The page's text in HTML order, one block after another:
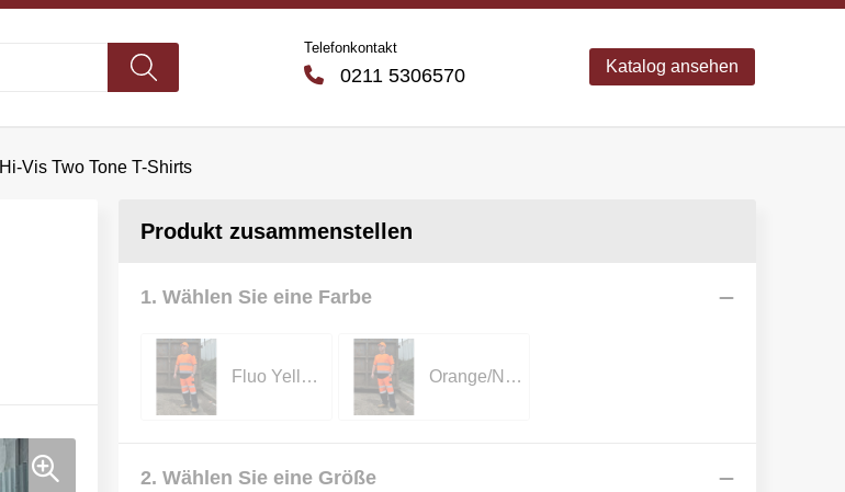
Telefonkontakt
0211 5306570 Katalog ansehen
Hi-Vis Two Tone T-Shirts
Produkt zusammenstellen
1. Wählen Sie eine Farbe
Fluo Yellow/Navy Orange/Navy
2. Wählen Sie eine Größe